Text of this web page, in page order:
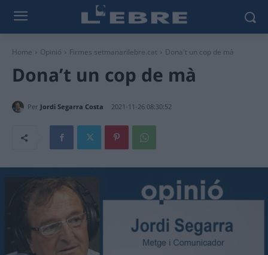
Home Opinió Firmes setmanarilebre.cat Dona't un cop de mà
Dona’t un cop de mà
Per Jordi Segarra Costa 2021-11-26 08:30:52